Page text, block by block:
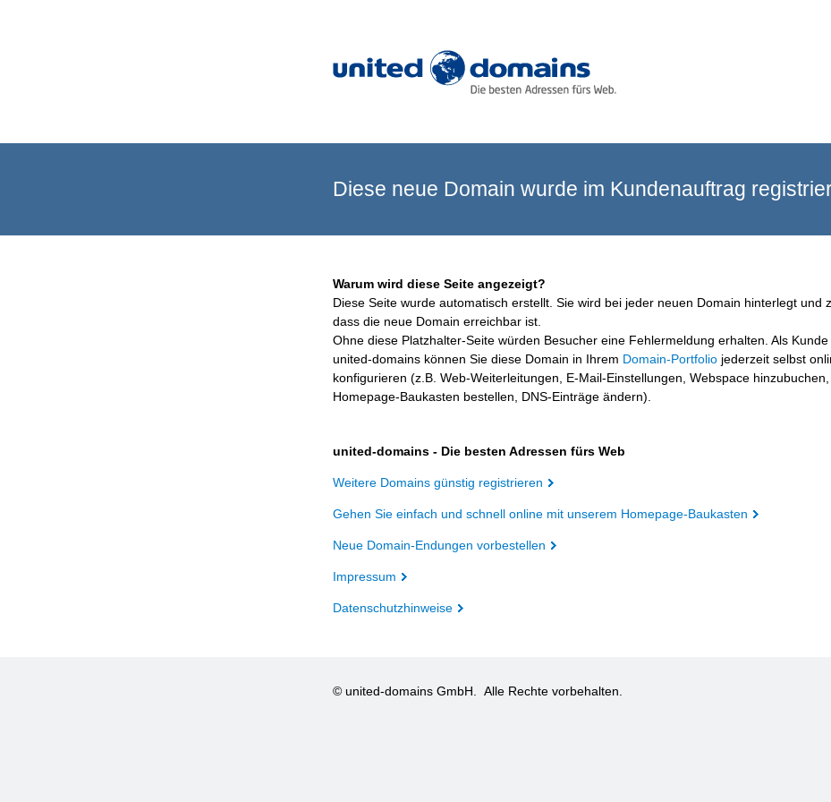
Diese neue Domain wurde im Kundenauftrag
Warum wird diese Seite angezeigt?
Diese Seite wurde automatisch erstellt. Sie wird bei jeder neuen Domain hinterlegt und
dass die neue Domain erreichbar ist.
Ohne diese Platzhalter-Seite würden Besucher eine Fehlermeldung erhalten. Als Kunde
united-domains können Sie diese Domain in Ihrem Domain-Portfolio jederzeit selbst
konfigurieren (z.B. Web-Weiterleitungen, E-Mail-Einstellungen, Webspace hinzubuchen,
Homepage-Baukasten bestellen, DNS-Einträge ändern).
united-domains - Die besten Adressen fürs Web
Weitere Domains günstig registrieren
Gehen Sie einfach und schnell online mit unserem Homepage-Baukasten
Neue Domain-Endungen vorbestellen
Impressum
Datenschutzhinweise
© united-domains GmbH. Alle Rechte vorbehalten.